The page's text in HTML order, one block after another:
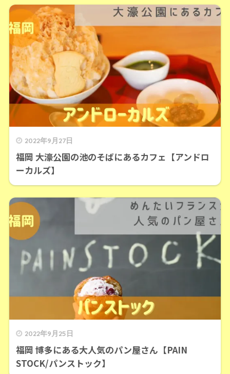
2022年9月27日
福岡 大濠公園の池のそばにあるカフェ【アンドロ
ーカルズ】
2022年9月25日
福岡 博多にある大人気のパン屋さん【PAIN
STOCK/パンストック】